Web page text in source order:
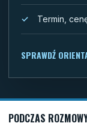
Termin,
SPRAWDŹ
PODCZAS